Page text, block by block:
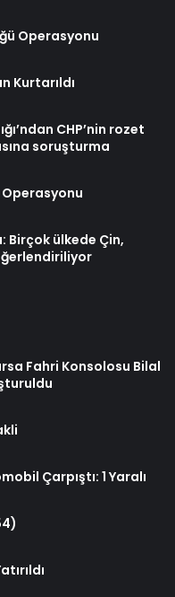
Operasyonu
Kurtarıldı
CHP’nin rozet
soruşturma
Operasyonu
Birçok ülkede Çin,
Fahri Konsolosu Bilal
Çarpıştı: 1 Yaralı